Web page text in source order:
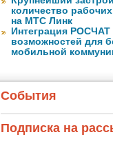
количество
на МТС Линк
Интеграция
возможностей для
мобильной
События
Подписка на